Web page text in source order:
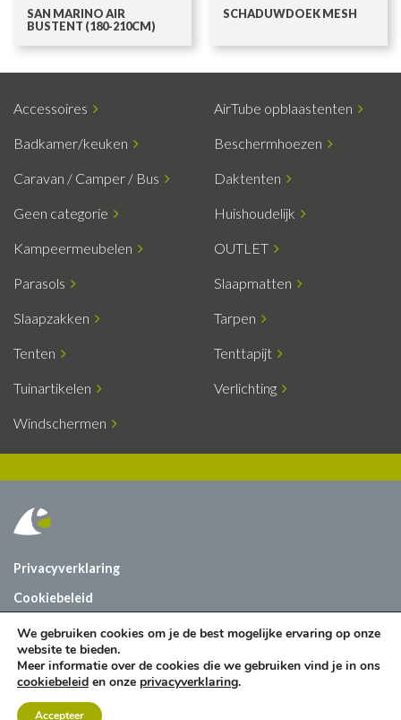
SAN MARINO AIR
BUSTENT (180-210CM)
SCHADUWDOEK MESH
Accessoires AirTube opblaastenten
Badkamer/keuken Beschermhoezen
Caravan / Camper / Bus Daktenten
Geen categorie Huishoudelijk
Kampeermeubelen OUTLET
Parasols Slaapmatten
Slaapzakken Tarpen
Tenten Tenttapijt
Tuinartikelen Verlichting
Windschermen
Privacyverklaring
Cookiebeleid
Vacatures
Contact
We gebruiken cookies om je de best mogelijke ervaring op onze
website te bieden.
Meer informatie over de cookies die we gebruiken vind je in ons
cookiebeleid en onze privacyverklaring.
Accepteer